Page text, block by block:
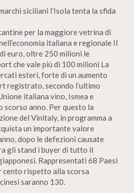
siciliani l’Isola tenta la sfida
per la maggiore vetrina di
italiana e regionale Il
euro, oltre 250 milioni le
che vale più di 100 milioni La
esteri, forte di un aumento
registrato, secondo l’ultimo
italiana vino, Ismea e
scorso anno. Per questo la
del Vinitaly, in programma a
un importante valore
dopo le defezioni causate
gli stand i buyer di tutto il
Rappresentati 68 Paesi
cento rispetto alla scorsa
saranno 130.